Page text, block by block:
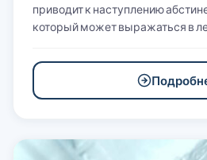
приводит к наступлению
который может выражаться в